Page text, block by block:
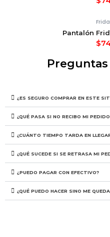
Pantalón
$
¿ES SEGURO COMPRAR EN ESTE
¿QUÉ PASA SI NO RECIBO MI
¿CUÁNTO TIEMPO TARDA EN
¿QUÉ SUCEDE SI SE RETRASA MI
¿PUEDO PAGAR CON EFECTIVO?
¿QUÉ PUEDO HACER SINO ME